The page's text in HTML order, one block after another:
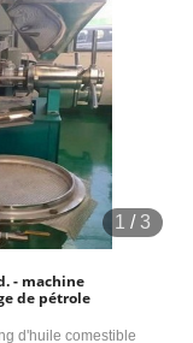
1 /3
- machine
de pétrole
d'huile comestible